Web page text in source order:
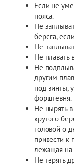
Если не
пояса.
Не
берега,
Не
Не плавать
Не
другим
под винты,
форштевня.
Не нырять
крутого
головой о
привести к
лежащая на
Не терять